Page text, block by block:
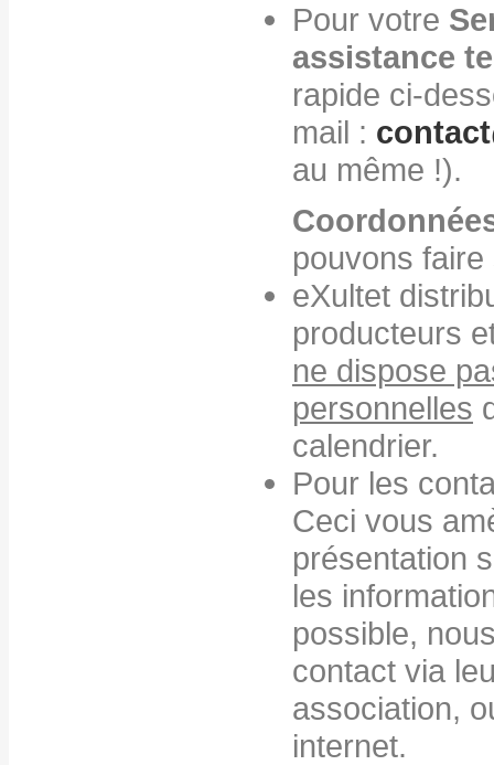
Pour votre
assistance
rapide ci-
mail :
au même !).
pouvons
eXultet
producteurs
ne dispose
personnelles
calendrier.
Pour les
Ceci vous
présentation
les
possible,
contact via
association,
internet.